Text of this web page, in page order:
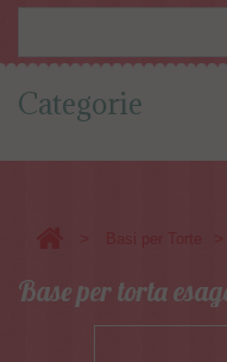
Categorie
Base per torta